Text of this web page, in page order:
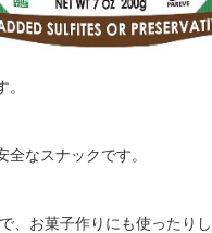
なスナックです。
、お菓子作りにも使ったりし